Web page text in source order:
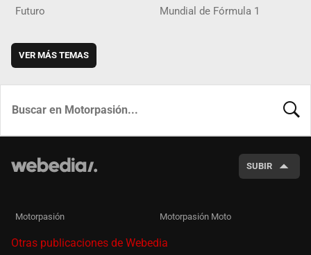
Futuro Mundial de Fórmula 1
VER MÁS TEMAS
SUBIR
Motorpasión Motorpasión Moto
Otras publicaciones de Webedia